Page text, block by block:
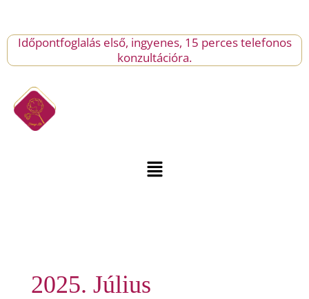
contentIdőpontfoglalás első, ingyenes, 15 perces telefonos
konzultációra.
Menu
2025. Július